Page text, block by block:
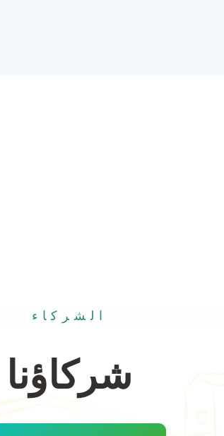
الشركاء
شركاؤنا